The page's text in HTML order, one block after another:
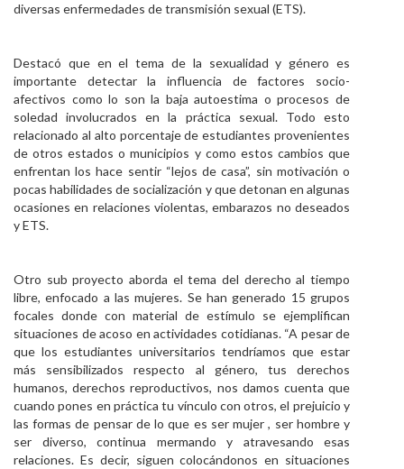
diversas enfermedades de transmisión sexual (ETS).
Destacó que en el tema de la sexualidad y género es
importante detectar la influencia de factores socio-
afectivos como lo son la baja autoestima o procesos de
soledad involucrados en la práctica sexual. Todo esto
relacionado al alto porcentaje de estudiantes provenientes
de otros estados o municipios y como estos cambios que
enfrentan los hace sentir “lejos de casa”, sin motivación o
pocas habilidades de socialización y que detonan en algunas
ocasiones en relaciones violentas, embarazos no deseados
y ETS.
Otro sub proyecto aborda el tema del derecho al tiempo
libre, enfocado a las mujeres. Se han generado 15 grupos
focales donde con material de estímulo se ejemplifican
situaciones de acoso en actividades cotidianas. “A pesar de
que los estudiantes universitarios tendríamos que estar
más sensibilizados respecto al género, tus derechos
humanos, derechos reproductivos, nos damos cuenta que
cuando pones en práctica tu vínculo con otros, el prejuicio y
las formas de pensar de lo que es ser mujer , ser hombre y
ser diverso, continua mermando y atravesando esas
relaciones. Es decir, siguen colocándonos en situaciones